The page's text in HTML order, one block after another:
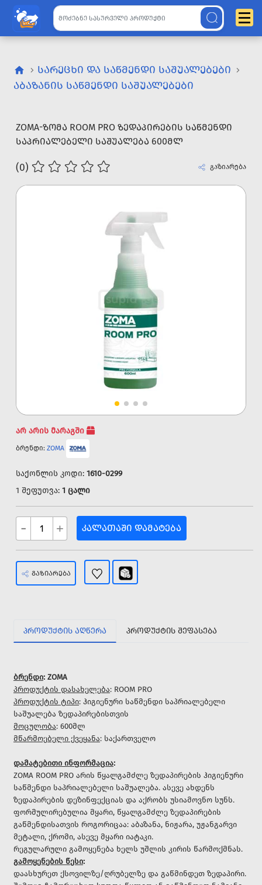
ᲡᲐᲠᲔᲪᲮᲘ ᲓᲐ ᲡᲐᲬᲛᲔᲜᲓᲘ ᲡᲐᲨᲣᲐᲚᲔᲑᲔᲑᲘ
ᲐᲑᲐᲖᲐᲜᲘᲡ ᲡᲐᲬᲛᲔᲜᲓᲘ ᲡᲐᲨᲣᲐᲚᲔᲑᲔᲑᲘ
ZOMA-ᲖᲝᲛᲐ ROOM PRO ᲖᲔᲓᲐᲞᲘᲠᲔᲑᲘᲡ ᲡᲐᲬᲛᲔᲜᲓᲘ
ᲡᲐᲞᲠᲘᲐᲚᲔᲑᲔᲚᲘ ᲡᲐᲨᲣᲐᲚᲔᲑᲐ 600ᲛᲚ
(0) გაზიარება
არ არის მარაგში
ბრენდი: ZOMA
საქონლის კოდი: 1610-0299
1 შეფუთვა: 1 ცალი
- + ᲙᲐᲚᲐᲗᲐᲨᲘ ᲓᲐᲛᲐᲢᲔᲑᲐ
ᲒᲐᲖᲘᲐᲠᲔᲑᲐ
ᲞᲠᲝᲓᲣᲥᲢᲘᲡ ᲐᲦᲬᲔᲠᲐ ᲞᲠᲝᲓᲣᲥᲢᲘᲡ ᲨᲔᲤᲐᲡᲔᲑᲐ
ბრენდი: ZOMA
პროდუქტის დასახელება: ROOM PRO
პროდუქტის ტიპი: ჰიგიენური საწმენდი საპრიალებელი
საშუალება ზედაპირებისთვის
მოცულობა: 600მლ
მწარმოებელი ქვეყანა: საქართველო
დამატებითი ინფორმაცია:
ZOMA ROOM PRO არის წყალგამძლე ზედაპირების ჰიგიენური
საწმენდი საპრიალებელი საშუალება. ასევე ახდენს
ზედაპირების დეზინფექციას და აქრობს უსიამოვნო სუნს.
ფორმულირებულია მყარი, წყალგამძლე ზედაპირების
გაწმენდისათვის როგორიცაა: აბაზანა, ნიჟარა, უჟანგარვი
მეტალი, ქრომი, ასევე მყარი იატაკი.
რეგულარული გამოყენება ხელს უშლის კირის წარმოქმნას.
გამოყენების წესი:
დაასხურეთ ქსოვილზე/ღრუბელზე და გაწმინდეთ ზედაპირი.